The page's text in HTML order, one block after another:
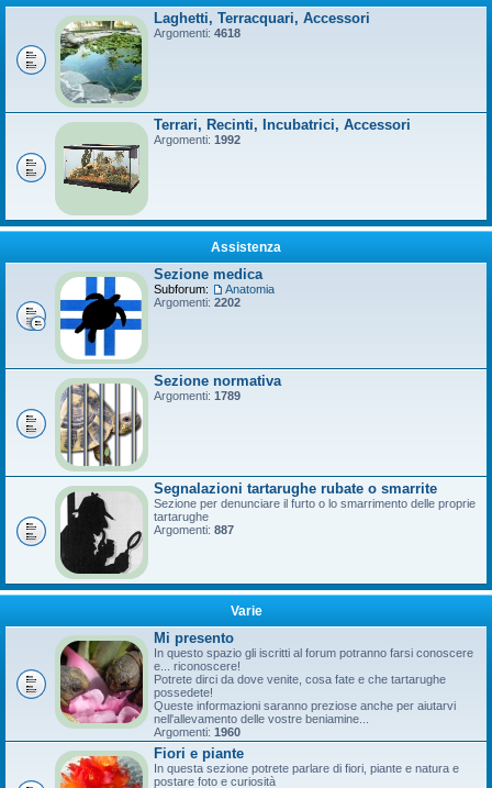
Laghetti, Terracquari, Accessori
Argomenti: 4618
Terrari, Recinti, Incubatrici, Accessori
Argomenti: 1992
Assistenza
Sezione medica
Subforum:
Anatomia
Argomenti: 2202
Sezione normativa
Argomenti: 1789
Segnalazioni tartarughe rubate o smarrite
Sezione per denunciare il furto o lo smarrimento delle proprie
tartarughe
Argomenti: 887
Varie
Mi presento
In questo spazio gli iscritti al forum potranno farsi conoscere
e... riconoscere!
Potrete dirci da dove venite, cosa fate e che tartarughe
possedete!
Queste informazioni saranno preziose anche per aiutarvi
nell'allevamento delle vostre beniamine...
Argomenti: 1960
Fiori e piante
In questa sezione potrete parlare di fiori, piante e natura e
postare foto e curiosità